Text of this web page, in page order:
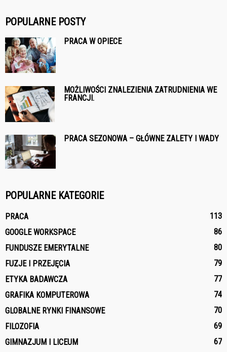
POPULARNE POSTY
PRACA W OPIECE
MOŻLIWOŚCI ZNALEZIENIA ZATRUDNIENIA WE
FRANCJI.
PRACA SEZONOWA – GŁÓWNE ZALETY I WADY
POPULARNE KATEGORIE
PRACA
113
GOOGLE WORKSPACE
86
FUNDUSZE EMERYTALNE
80
FUZJE I PRZEJĘCIA
79
ETYKA BADAWCZA
77
GRAFIKA KOMPUTEROWA
74
GLOBALNE RYNKI FINANSOWE
70
FILOZOFIA
69
GIMNAZJUM I LICEUM
67